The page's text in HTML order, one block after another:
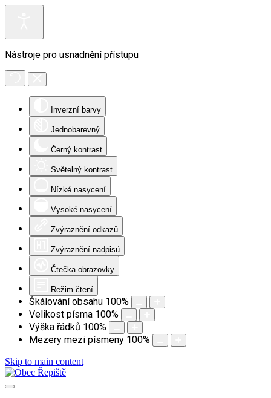
Nástroje pro usnadnění přístupu
Inverzní barvy
Jednobarevný
Černý kontrast
Světelný kontrast
Nízké nasycení
Vysoké nasycení
Zvýraznění odkazů
Zvýraznění nadpisů
Čtečka obrazovky
Režim čtení
Škálování obsahu 100%
Velikost písma 100%
Výška řádků 100%
Mezery mezi písmeny 100%
Skip to main content